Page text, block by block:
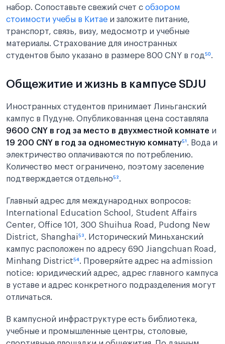
набор. Сопоставьте свежий счет с обзором
стоимости учебы в Китае и заложите питание,
транспорт, связь, визу, медосмотр и учебные
материалы. Страхование для иностранных
студентов было указано в размере 800 CNY в год⁵⁰.
Общежитие и жизнь в кампусе SDJU
Иностранных студентов принимает Линьганский
кампус в Пудуне. Опубликованная цена составляла
9600 CNY в год за место в двухместной комнате и
19 200 CNY в год за одноместную комнату⁵¹. Вода и
электричество оплачиваются по потреблению.
Количество мест ограничено, поэтому заселение
подтверждается отдельно⁵².
Главный адрес для международных вопросов:
International Education School, Student Affairs
Center, Office 101, 300 Shuihua Road, Pudong New
District, Shanghai⁵³. Исторический Миньханский
кампус расположен по адресу 690 Jiangchuan Road,
Minhang District⁵⁴. Проверяйте адрес на admission
notice: юридический адрес, адрес главного кампуса
в уставе и адрес конкретного подразделения могут
отличаться.
В кампусной инфраструктуре есть библиотека,
учебные и промышленные центры, столовые,